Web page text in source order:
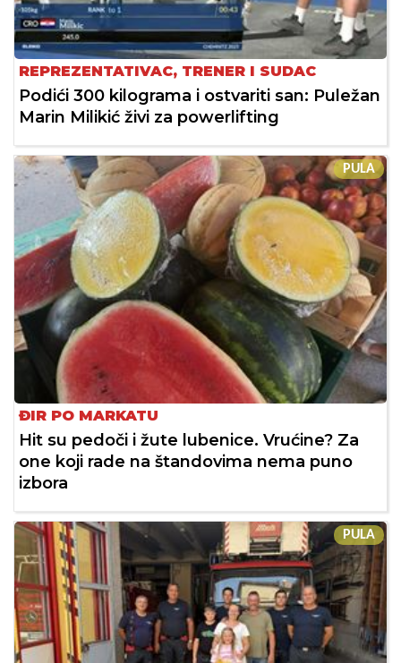
REPREZENTATIVAC, TRENER I SUDAC
Podići 300 kilograma i ostvariti san: Puležan
Marin Milikić živi za powerlifting
PULA
ĐIR PO MARKATU
Hit su pedoči i žute lubenice. Vrućine? Za
one koji rade na štandovima nema puno
izbora
PULA